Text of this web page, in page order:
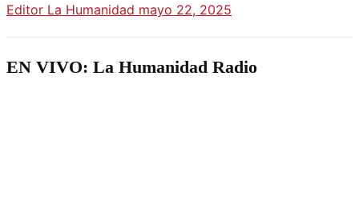
Editor La Humanidad mayo 22, 2025
EN VIVO: La Humanidad Radio